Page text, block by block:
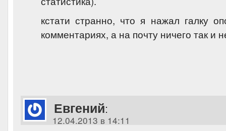
кстати странно, что я нажал галку
комментариях, а на почту ничего так и
Евгений:
12.04.2013 в 14:11